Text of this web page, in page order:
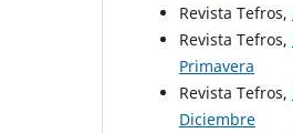
Revista Tefros,
Revista Tefros,
Primavera
Revista Tefros,
Diciembre